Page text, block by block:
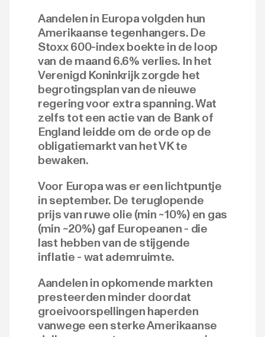
Aandelen in Europa volgden hun
Amerikaanse tegenhangers. De
Stoxx 600-index boekte in de loop
van de maand 6.6% verlies. In het
Verenigd Koninkrijk zorgde het
begrotingsplan van de nieuwe
regering voor extra spanning. Wat
zelfs tot een actie van de Bank of
England leidde om de orde op de
obligatiemarkt van het VK te
bewaken.
Voor Europa was er een lichtpuntje
in september. De teruglopende
prijs van ruwe olie (min ~10%) en gas
(min ~20%) gaf Europeanen - die
last hebben van de stijgende
inflatie - wat ademruimte.
Aandelen in opkomende markten
presteerden minder doordat
groeivoorspellingen haperden
vanwege een sterke Amerikaanse